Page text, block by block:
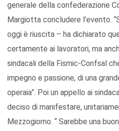
generale della confederazione
Margiotta concludere l’evento.
oggi è riuscita – ha dichiarato
certamente ai lavoratori, ma
sindacali della Fismic-Confsal
impegno e passione, di una
operaia”. Poi un appello ai
deciso di manifestare,
Mezzogiorno. “ Sarebbe una